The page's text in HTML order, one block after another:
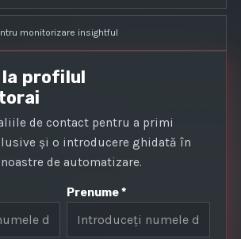
monitorizare insightful
profilul
de contact pentru a primi
și o introducere ghidată în
de automatizare.
Prenume *